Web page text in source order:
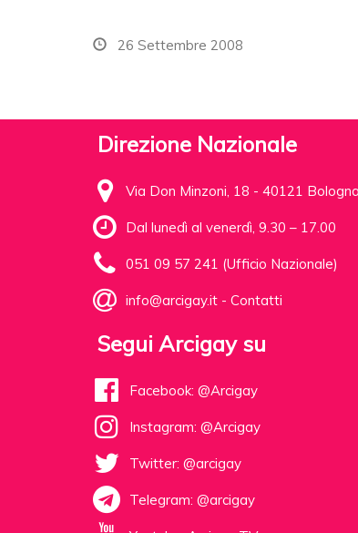
26 Settembre 2008
Direzione Nazionale
Via Don Minzoni, 18 - 40121 Bologna
Dal lunedì al venerdì, 9.30 – 17.00
051 09 57 241 (Ufficio Nazionale)
info@arcigay.it - Contatti
Segui Arcigay su
Facebook: @Arcigay
Instagram: @Arcigay
Twitter: @arcigay
Telegram: @arcigay